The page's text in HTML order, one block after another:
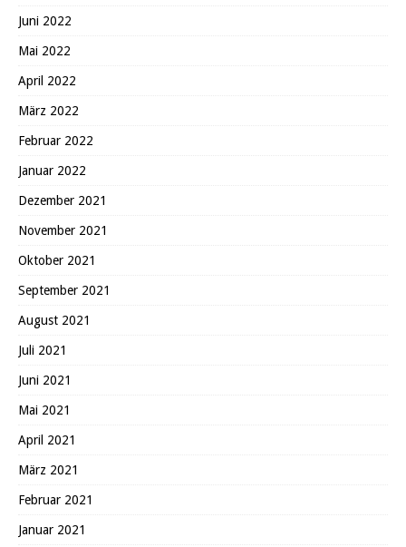
Juni 2022
Mai 2022
April 2022
März 2022
Februar 2022
Januar 2022
Dezember 2021
November 2021
Oktober 2021
September 2021
August 2021
Juli 2021
Juni 2021
Mai 2021
April 2021
März 2021
Februar 2021
Januar 2021